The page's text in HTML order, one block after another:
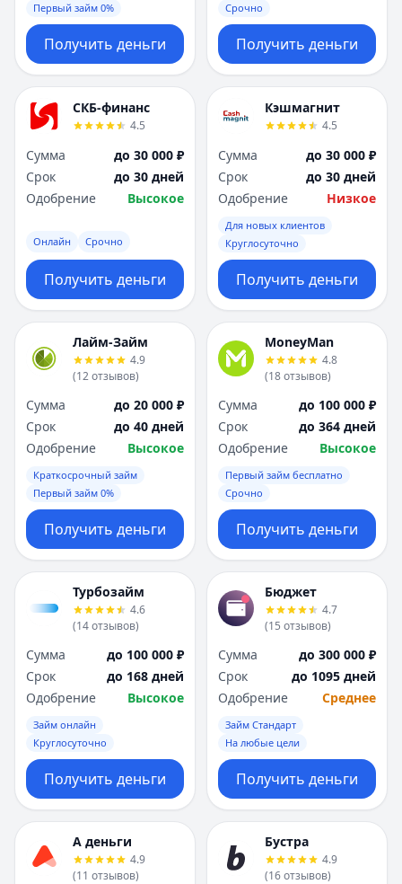
Первый займ 0%
Получить деньги
Срочно
Получить деньги
СКБ-финанс
4.5
Сумма
до 30 000 ₽
Срок
до 30 дней
Одобрение
Высокое
Онлайн Срочно
Получить деньги
Кэшмагнит
4.5
Сумма
до 30 000 ₽
Срок
до 30 дней
Одобрение
Низкое
Для новых клиентов
Круглосуточно
Получить деньги
Лайм-Займ
4.9
(12отзывов)
Сумма
до 20 000 ₽
Срок
до 40 дней
Одобрение
Высокое
Краткосрочный займ
Первый займ 0%
Получить деньги
MoneyMan
4.8
(18отзывов)
Сумма
до 100 000 ₽
Срок
до 364 дней
Одобрение
Высокое
Первый займ бесплатно
Срочно
Получить деньги
Турбозайм
4.6
(14отзывов)
Сумма
до 100 000 ₽
Срок
до 168 дней
Одобрение
Высокое
Займ онлайн
Круглосуточно
Получить деньги
Бюджет
4.7
(15 отзывов)
Сумма
до 300 000 ₽
Срок
до 1095 дней
Одобрение
Среднее
Займ Стандарт
На любые цели
Получить деньги
А деньги
4.9
(11 отзывов)
Бустра
4.9
(16отзывов)